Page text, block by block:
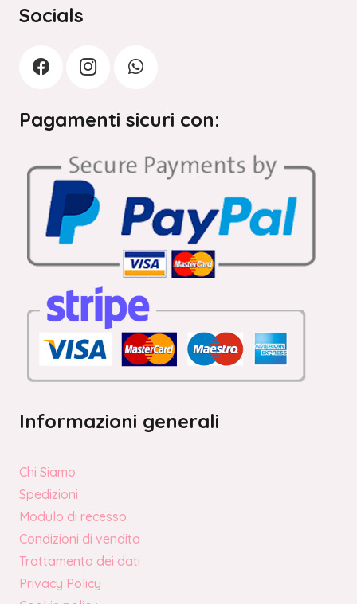
Socials
Pagamenti sicuri con:
Informazioni generali
Chi Siamo
Spedizioni
Modulo di recesso
Condizioni di vendita
Trattamento dei dati
Privacy Policy